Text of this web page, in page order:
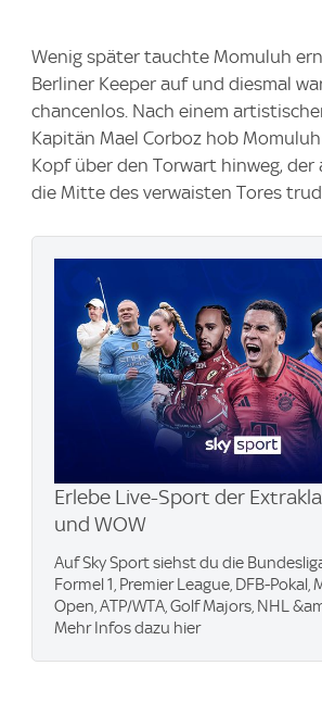
Wenig später tauchte Momuluh
Berliner Keeper auf und diesmal
chancenlos. Nach einem
Kapitän Mael Corboz hob
Kopf über den Torwart hinweg, der
die Mitte des verwaisten Tores
Erlebe Live-Sport der
und WOW
Auf Sky Sport siehst du die
Formel 1, Premier League, DFB-Pokal,
Open, ATP/WTA, Golf Majors, NHL
Mehr Infos dazu hier